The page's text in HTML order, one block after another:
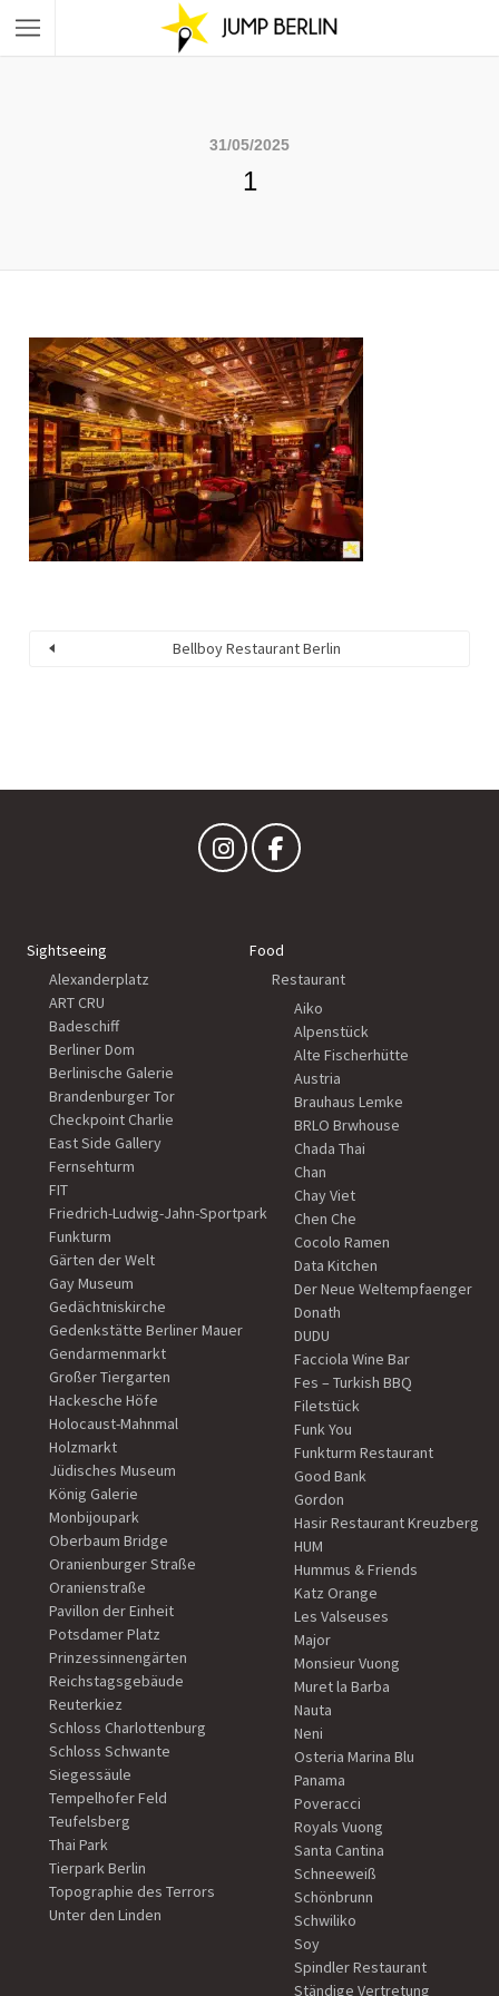
31/05/2025
1
Bellboy Restaurant Berlin
Sightseeing
Alexanderplatz
ART CRU
Badeschiff
Berliner Dom
Berlinische Galerie
Brandenburger Tor
Checkpoint Charlie
East Side Gallery
Fernsehturm
FIT
Friedrich-Ludwig-Jahn-Sportpark
Funkturm
Gärten der Welt
Gay Museum
Gedächtniskirche
Gedenkstätte Berliner Mauer
Gendarmenmarkt
Großer Tiergarten
Hackesche Höfe
Holocaust-Mahnmal
Holzmarkt
Jüdisches Museum
König Galerie
Monbijoupark
Oberbaum Bridge
Oranienburger Straße
Oranienstraße
Pavillon der Einheit
Potsdamer Platz
Prinzessinnengärten
Reichstagsgebäude
Reuterkiez
Schloss Charlottenburg
Schloss Schwante
Siegessäule
Tempelhofer Feld
Teufelsberg
Thai Park
Tierpark Berlin
Topographie des Terrors
Unter den Linden
Food
Restaurant
Aiko
Alpenstück
Alte Fischerhütte
Austria
Brauhaus Lemke
BRLO Brwhouse
Chada Thai
Chan
Chay Viet
Chen Che
Cocolo Ramen
Data Kitchen
Der Neue Weltempfaenger
Donath
DUDU
Facciola Wine Bar
Fes – Turkish BBQ
Filetstück
Funk You
Funkturm Restaurant
Good Bank
Gordon
Hasir Restaurant Kreuzberg
HUM
Hummus & Friends
Katz Orange
Les Valseuses
Major
Monsieur Vuong
Muret la Barba
Nauta
Neni
Osteria Marina Blu
Panama
Poveracci
Royals Vuong
Santa Cantina
Schneeweiß
Schönbrunn
Schwiliko
Soy
Spindler Restaurant
Ständige Vertretung